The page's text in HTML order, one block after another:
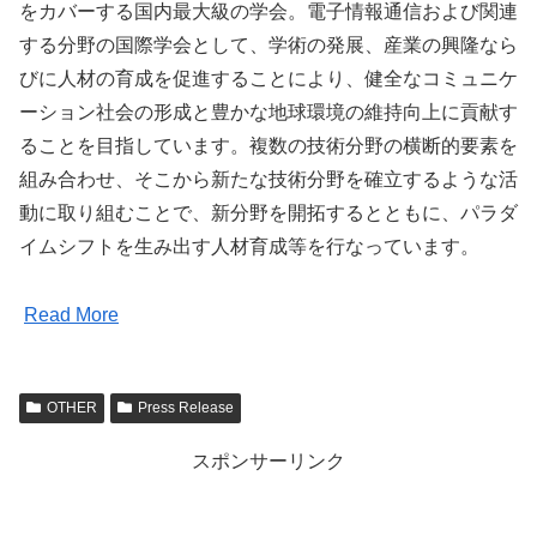
をカバーする国内最大級の学会。電子情報通信および関連
する分野の国際学会として、学術の発展、産業の興隆なら
びに人材の育成を促進することにより、健全なコミュニケ
ーション社会の形成と豊かな地球環境の維持向上に貢献す
ることを目指しています。複数の技術分野の横断的要素を
組み合わせ、そこから新たな技術分野を確立するような活
動に取り組むことで、新分野を開拓するとともに、パラダ
イムシフトを生み出す人材育成等を行なっています。
Read More
OTHER Press Release
スポンサーリンク